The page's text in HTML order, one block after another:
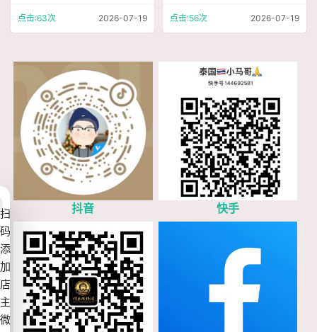
资 泰国佛牌
点击:63次 2026-07-19
赌运 辟邪防小人
点击:56次 2026-07-19
抖音 快手
扫
码
添
加
店
主
微